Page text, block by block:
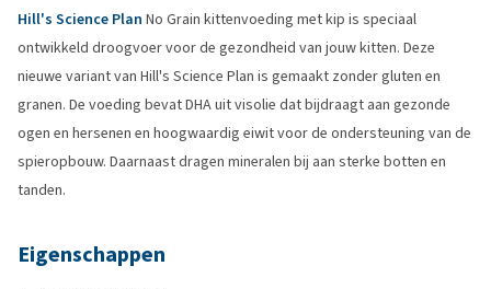
Hill's Science Plan No Grain kittenvoeding met kip is speciaal
ontwikkeld droogvoer voor de gezondheid van jouw kitten. Deze
nieuwe variant van Hill's Science Plan is gemaakt zonder gluten en
granen. De voeding bevat DHA uit visolie dat bijdraagt aan gezonde
ogen en hersenen en hoogwaardig eiwit voor de ondersteuning van de
spieropbouw. Daarnaast dragen mineralen bij aan sterke botten en
tanden.
Eigenschappen